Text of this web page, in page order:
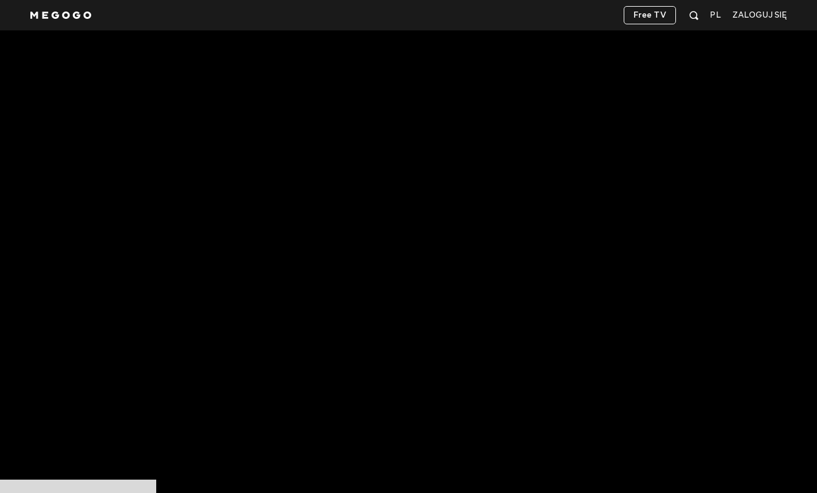
ZALOGUJ SIĘ
PL
Free TV